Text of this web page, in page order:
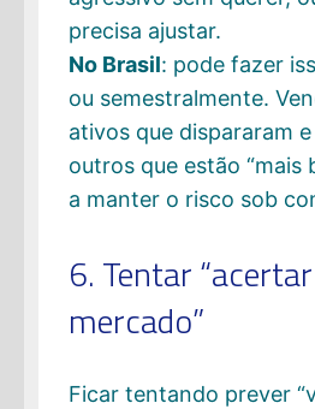
precisa ajustar.
No Brasil: pode fazer
ou semestralmente.
ativos que dispararam
outros que estão “mais
a manter o risco sob
6. Tentar
mercado”
Ficar tentando prever